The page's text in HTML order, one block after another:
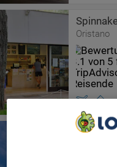
Oristano
Mistral